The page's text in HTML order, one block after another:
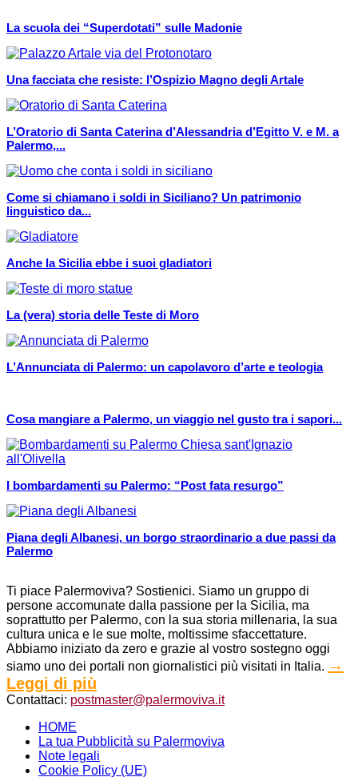
La scuola dei “Superdotati” sulle Madonie
Una facciata che resiste: l’Ospizio Magno degli Artale
L’Oratorio di Santa Caterina d’Alessandria d’Egitto V. e M. a
Palermo,...
Come si chiamano i soldi in Siciliano? Un patrimonio
linguistico da...
Anche la Sicilia ebbe i suoi gladiatori
La (vera) storia delle Teste di Moro
L’Annunciata di Palermo: un capolavoro d’arte e teologia
Cosa mangiare a Palermo, un viaggio nel gusto tra i sapori...
I bombardamenti su Palermo: “Post fata resurgo”
Piana degli Albanesi, un borgo straordinario a due passi da
Palermo
Ti piace Palermoviva? Sostienici. Siamo un gruppo di
persone accomunate dalla passione per la Sicilia, ma
soprattutto per Palermo, con la sua storia millenaria, la sua
cultura unica e le sue molte, moltissime sfaccettature.
Abbiamo iniziato da zero e grazie al vostro sostegno oggi
siamo uno dei portali non giornalistici più visitati in Italia. →
Leggi di più
Contattaci: postmaster@palermoviva.it
HOME
La tua Pubblicità su Palermoviva
Note legali
Cookie Policy (UE)